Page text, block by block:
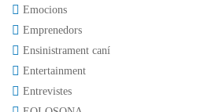
Emocions
Emprenedors
Ensinistrament caní
Entertainment
Entrevistes